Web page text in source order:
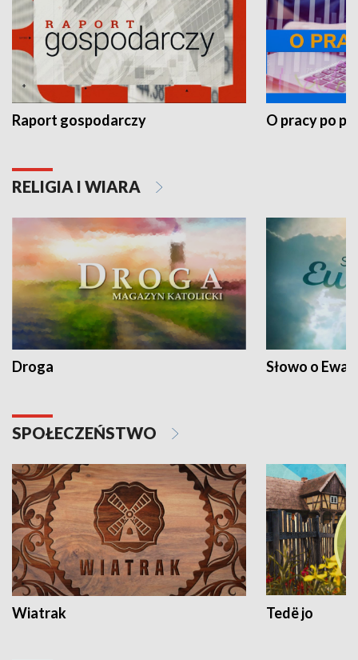
Raport gospodarczy O pracy po
RELIGIA I WIARA
Droga Słowo o
SPOŁECZEŃSTWO
Wiatrak Tedë jo